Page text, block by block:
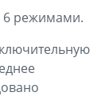
6 режимами.